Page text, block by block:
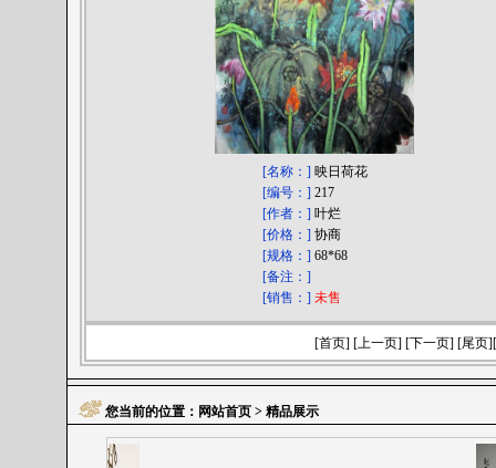
[名称：] 映日荷花
[编号：] 217
[作者：] 叶烂
[价格：] 协商
[规格：] 68*68
[备注：]
[销售：] 未售
[首页] [上一页] [下一页] [尾页
您当前的位置： 网站首页 > 精品展示